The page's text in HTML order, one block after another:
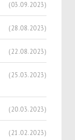
(03.09.2023)
(28.08.2023)
(22.08.2023)
(25.03.2023)
(20.03.2023)
(21.02.2023)